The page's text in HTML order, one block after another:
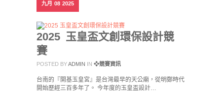
九月 08 2025
2025 玉皇盃文創環保設計競
賽
POSTED BYADMIN IN ❖競賽資訊
台南的『開基玉皇宮』是台灣最早的天公廟，從明鄭時代
開始歷經三百多年了。 今年度的玉皇盃設計…